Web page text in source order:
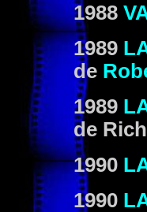
1988
1989
de
1989
de
1990
1990